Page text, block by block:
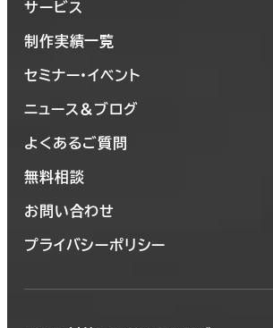
サービス
制作実績一覧
セミナー・イベント
ニュース＆ブログ
よくあるご質問
無料相談
お問い合わせ
プライバシーポリシー